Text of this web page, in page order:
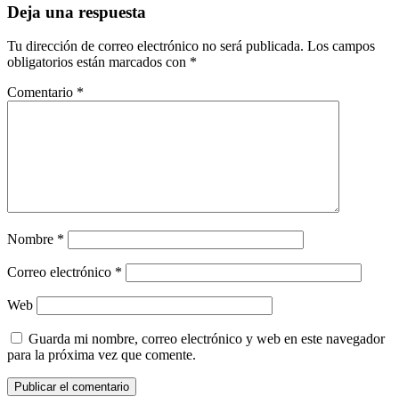
entradas
Deja una respuesta
Tu dirección de correo electrónico no será publicada. Los campos
obligatorios están marcados con *
Comentario *
Nombre *
Correo electrónico *
Web
Guarda mi nombre, correo electrónico y web en este navegador
para la próxima vez que comente.